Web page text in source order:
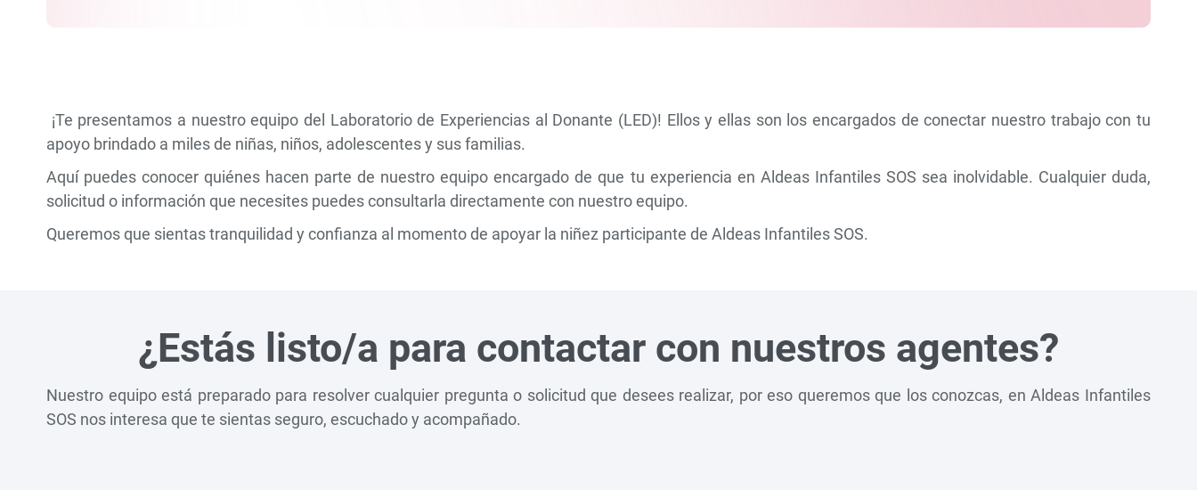
¡Te presentamos a nuestro equipo del Laboratorio de Experiencias al Donante (LED)! Ellos y ellas son los encargados de conectar nuestro trabajo con tu
apoyo brindado a miles de niñas, niños, adolescentes y sus familias.
Aquí puedes conocer quiénes hacen parte de nuestro equipo encargado de que tu experiencia en Aldeas Infantiles SOS sea inolvidable. Cualquier duda,
solicitud o información que necesites puedes consultarla directamente con nuestro equipo.
Queremos que sientas tranquilidad y confianza al momento de apoyar la niñez participante de Aldeas Infantiles SOS.
¿Estás listo/a para contactar con nuestros agentes?
Nuestro equipo está preparado para resolver cualquier pregunta o solicitud que desees realizar, por eso queremos que los conozcas, en Aldeas Infantiles
SOS nos interesa que te sientas seguro, escuchado y acompañado.